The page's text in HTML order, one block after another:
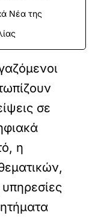
Νέα της
σε
η